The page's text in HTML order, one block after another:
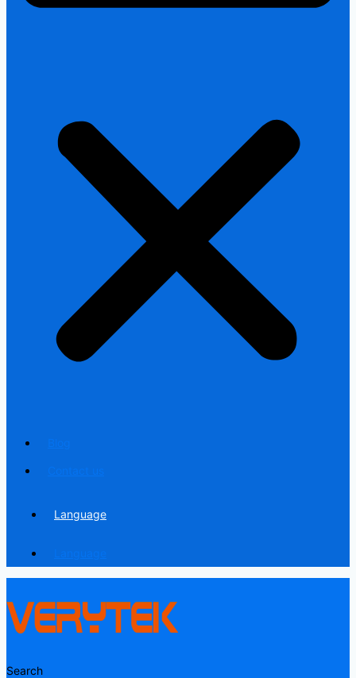
Language
Search